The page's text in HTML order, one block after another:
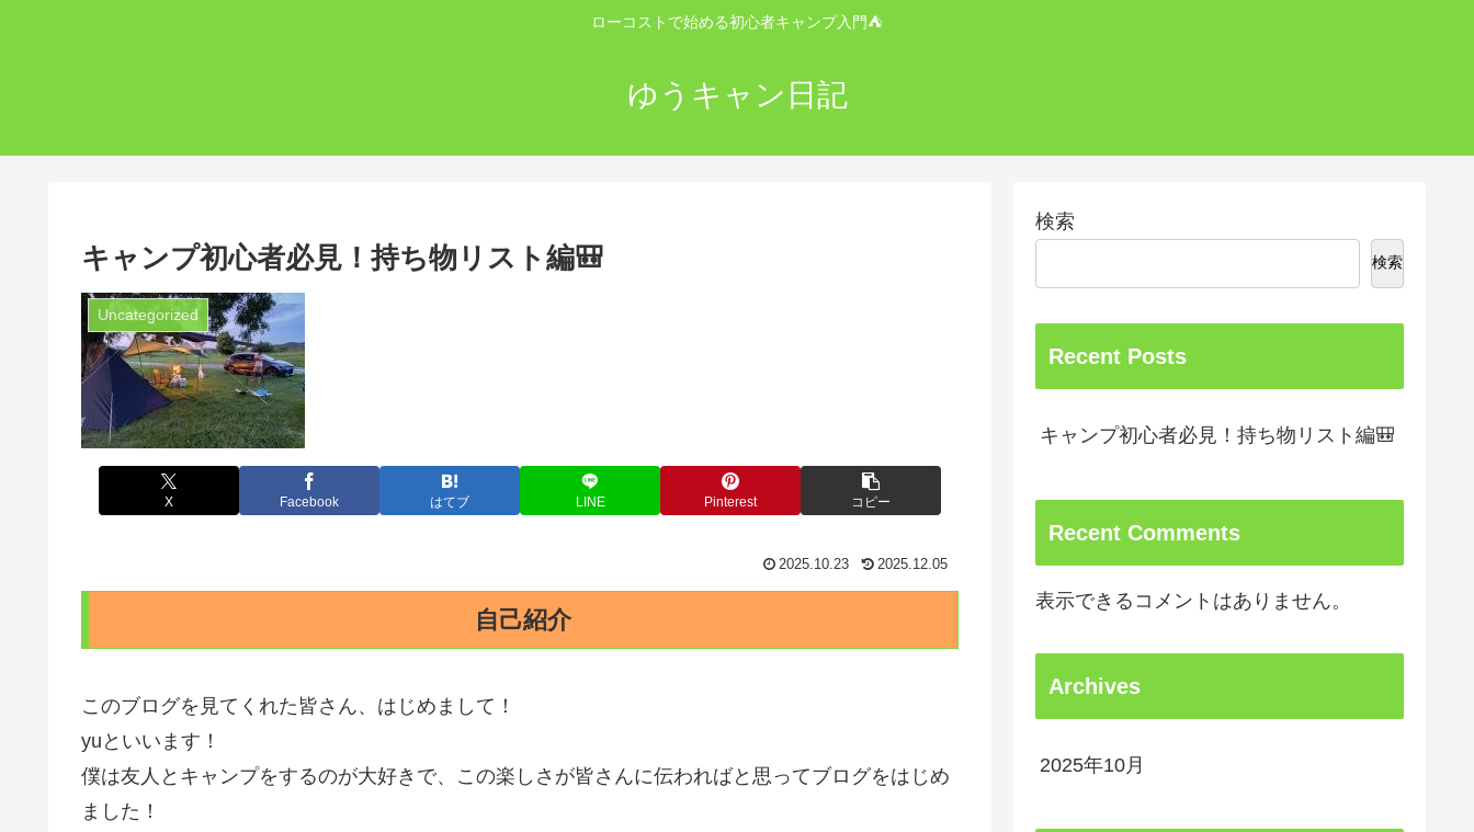
ローコストで始める初心者キャンプ入門⛺
ゆうキャン日記
キャンプ初心者必見！持ち物リスト編🎒
Uncategorized
X Facebook はてブ LINE Pinterest コピー
2025.10.23 2025.12.05
自己紹介
このブログを見てくれた皆さん、はじめまして！
yuといいます！
僕は友人とキャンプをするのが大好きで、この楽しさが皆さんに伝わればと思ってブログをはじめ
ました！
検索
検索
Recent Posts
キャンプ初心者必見！持ち物リスト編🎒
Recent Comments
表示できるコメントはありません。
Archives
2025年10月